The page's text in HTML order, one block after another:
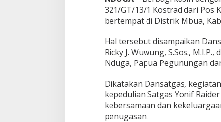
u
a
g
u
n
n
a
n
321/GT/13/1 Kostrad dari Pos
bertempat di Distrik Mbua,
Hal tersebut disampaikan
Ricky J. Wuwung, S.Sos.,
Nduga, Papua Pegunungan
Dikatakan Dansatgas,
kepedulian Satgas Yonif
kebersamaan dan
penugasan.